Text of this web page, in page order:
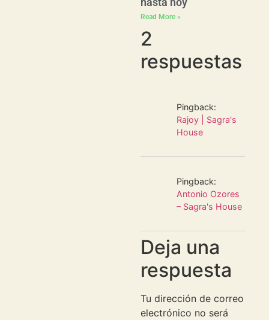
Read More »
2
respuestas
Pingback:
Rajoy | Sagra's
House
Pingback:
Antonio Ozores
– Sagra's House
Deja una
respuesta
Tu dirección de correo
electrónico no será